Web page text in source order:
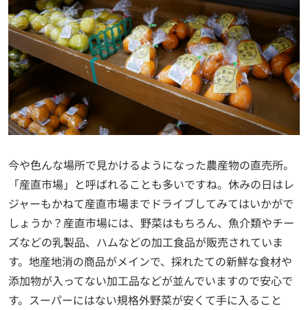
今や色んな場所で見かけるようになった農産物の直売所。
「産直市場」と呼ばれることも多いですね。休みの日はレ
ジャーもかねて産直市場までドライブしてみてはいかがで
しょうか？産直市場には、野菜はもちろん、魚介類やチー
ズなどの乳製品、ハムなどの加工食品が販売されていま
す。地産地消の商品がメインで、採れたての新鮮な食材や
添加物が入ってない加工品などが並んでいますので安心で
す。スーパーにはない規格外野菜が安くて手に入ること